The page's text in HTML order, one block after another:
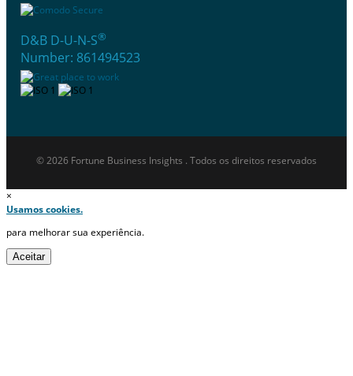
D&B D-U-N-S®
Number: 861494523
© 2026 Fortune Business Insights . Todos os direitos reservados
×
Usamos cookies.
para melhorar sua experiência.
Aceitar